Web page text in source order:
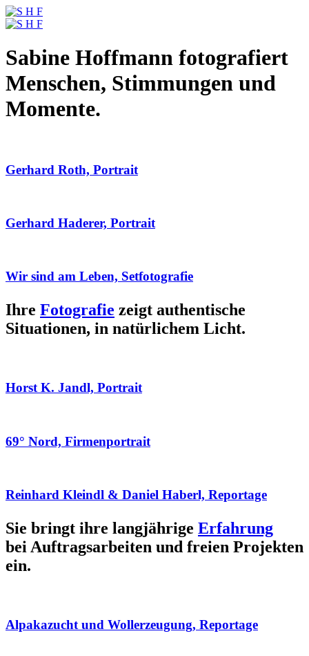
Sabine Hoffmann fotografiert
Menschen, Stimmungen und
Momente.
Gerhard Roth, Portrait
Gerhard Haderer, Portrait
Wir sind am Leben, Setfotografie
Ihre Fotografie zeigt authentische
Situationen, in natürlichem Licht.
Horst K. Jandl, Portrait
69° Nord, Firmenportrait
Reinhard Kleindl & Daniel Haberl, Reportage
Sie bringt ihre langjährige Erfahrung
bei Auftragsarbeiten und freien Projekten
ein.
Alpakazucht und Wollerzeugung, Reportage